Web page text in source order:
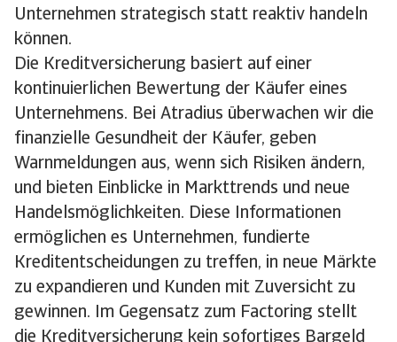
Unternehmen strategisch statt reaktiv handeln
können.
Die Kreditversicherung basiert auf einer
kontinuierlichen Bewertung der Käufer eines
Unternehmens. Bei Atradius überwachen wir die
finanzielle Gesundheit der Käufer, geben
Warnmeldungen aus, wenn sich Risiken ändern,
und bieten Einblicke in Markttrends und neue
Handelsmöglichkeiten. Diese Informationen
ermöglichen es Unternehmen, fundierte
Kreditentscheidungen zu treffen, in neue Märkte
zu expandieren und Kunden mit Zuversicht zu
gewinnen. Im Gegensatz zum Factoring stellt
die Kreditversicherung kein sofortiges Bargeld